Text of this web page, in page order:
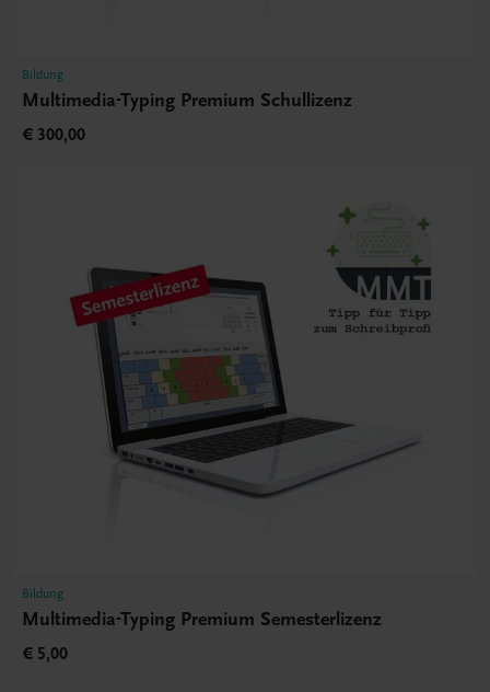
Bildung
Multimedia-Typing Premium Schullizenz
€ 300,00
Bildung
Multimedia-Typing Premium Semesterlizenz
€ 5,00